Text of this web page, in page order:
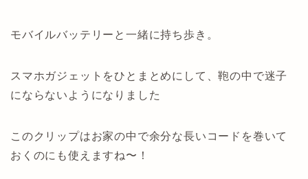
モバイルバッテリーと一緒に持ち歩き。
スマホガジェットをひとまとめにして、鞄の中で迷子
にならないようになりました
このクリップはお家の中で余分な長いコードを巻いて
おくのにも使えますね〜！